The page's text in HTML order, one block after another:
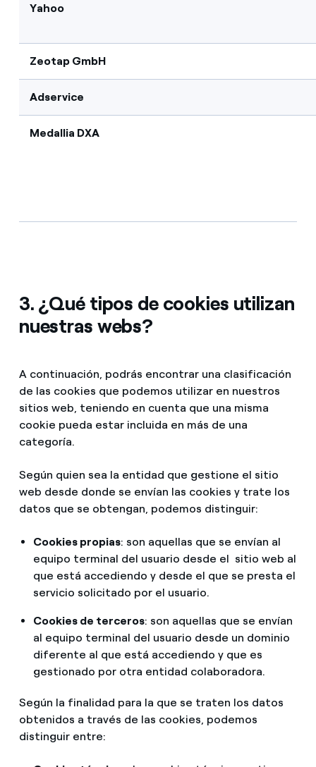
Yahoo
Zeotap GmbH
Adservice
Medallia DXA
3. ¿Qué tipos de cookies utilizan
nuestras webs?
A continuación, podrás encontrar una clasificación
de las cookies que podemos utilizar en nuestros
sitios web, teniendo en cuenta que una misma
cookie pueda estar incluida en más de una
categoría.
Según quien sea la entidad que gestione el sitio
web desde donde se envían las cookies y trate los
datos que se obtengan, podemos distinguir:
Cookies propias: son aquellas que se envían al
equipo terminal del usuario desde el sitio web al
que está accediendo y desde el que se presta el
servicio solicitado por el usuario.
Cookies de terceros: son aquellas que se envían
al equipo terminal del usuario desde un dominio
diferente al que está accediendo y que es
gestionado por otra entidad colaboradora.
Según la finalidad para la que se traten los datos
obtenidos a través de las cookies, podemos
distinguir entre: